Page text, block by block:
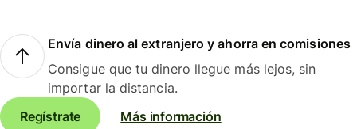
Envía dinero al extranjero y ahorra en comisiones
Consigue que tu dinero llegue más lejos, sin
importar la distancia.
Regístrate
Más información